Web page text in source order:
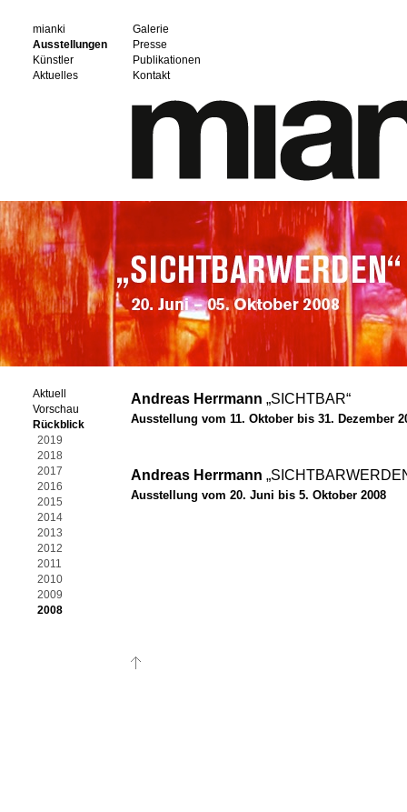
mianki
Galerie
Ausstellungen
Presse
Künstler
Publikationen
Aktuelles
Kontakt
2019
2018
2017
2016
2015
2014
2013
2012
2011
2010
2009
2008
Aktuell
Vorschau
Rückblick
Andreas Herrmann „SICHTBAR“
Ausstellung vom 11. Oktober bis 31. Dezember
Andreas Herrmann
Ausstellung vom 20. Juni bis 5. Oktober 2008